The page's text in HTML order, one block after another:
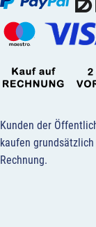
Kunden der
kaufen
Rechnung.